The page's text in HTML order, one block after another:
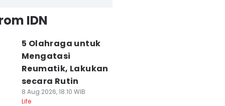
IDN
5 Olahraga untuk
Mengatasi
Reumatik, Lakukan
secara Rutin
8 Aug 2026, 18:10 WIB
Life